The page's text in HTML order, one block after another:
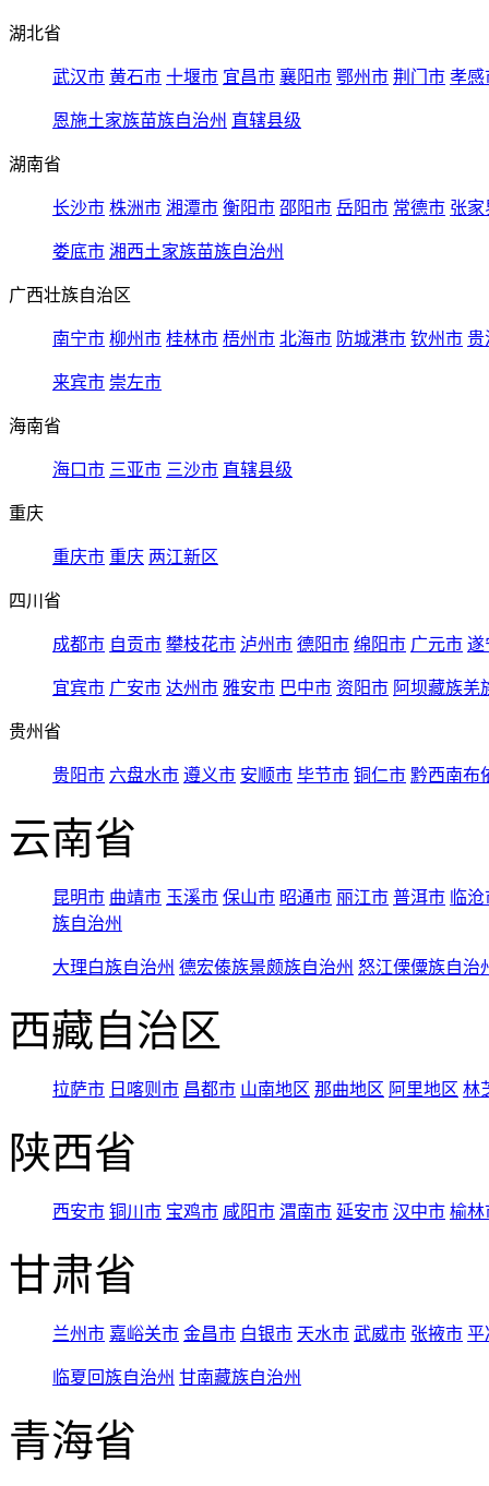
湖北省
武汉市 黄石市 十堰市 宜昌市 襄阳市 鄂州市 荆门市 孝感
恩施土家族苗族自治州 直辖县级
湖南省
长沙市 株洲市 湘潭市 衡阳市 邵阳市 岳阳市 常德市 张家
娄底市 湘西土家族苗族自治州
广西壮族自治区
南宁市 柳州市 桂林市 梧州市 北海市 防城港市 钦州市 贵
来宾市 崇左市
海南省
海口市 三亚市 三沙市 直辖县级
重庆
重庆市 重庆 两江新区
四川省
成都市 自贡市 攀枝花市 泸州市 德阳市 绵阳市 广元市 遂
宜宾市 广安市 达州市 雅安市 巴中市 资阳市 阿坝藏族羌
贵州省
贵阳市 六盘水市 遵义市 安顺市 毕节市 铜仁市 黔西南布
云南省
昆明市 曲靖市 玉溪市 保山市 昭通市 丽江市 普洱市 临
族自治州
大理白族自治州 德宏傣族景颇族自治州 怒江傈僳族自治
西藏自治区
拉萨市 日喀则市 昌都市 山南地区 那曲地区 阿里地区 林
陕西省
西安市 铜川市 宝鸡市 咸阳市 渭南市 延安市 汉中市 榆林
甘肃省
兰州市 嘉峪关市 金昌市 白银市 天水市 武威市 张掖市 平
临夏回族自治州 甘南藏族自治州
青海省